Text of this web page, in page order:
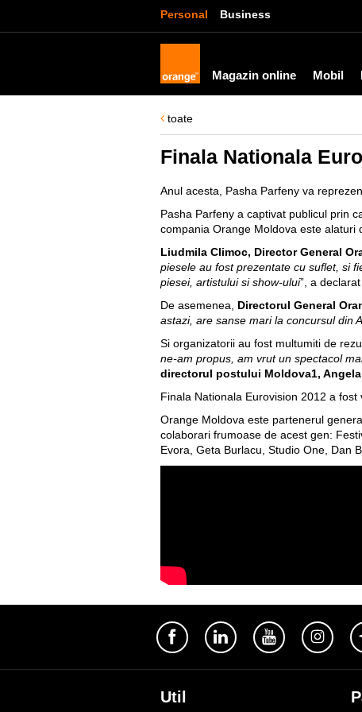
Personal Business
Magazin online Mobil
toate
Finala Nationala
Anul acesta, Pasha Parfeny va
Pasha Parfeny a captivat publicul prin
compania Orange Moldova este alaturi
Liudmila Climoc, Director General
piesele au fost prezentate cu suflet, si
piesei, artistului si show-ului”, a
De asemenea, Directorul General
astazi, are sanse mari la concursul din
Si organizatorii au fost multumiti de
ne-am propus, am vrut un spectacol
directorul postului Moldova1, Angela
Finala Nationala Eurovision 2012 a
Orange Moldova este partenerul
colaborari frumoase de acest gen:
Evora, Geta Burlacu, Studio One, Dan
Util